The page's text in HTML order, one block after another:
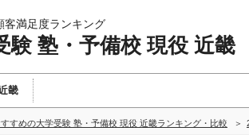
客満足度ランキング
験 塾・予備校 現役 近畿
畿
すすめの大学受験 塾・予備校 現役 近畿ランキング・比較